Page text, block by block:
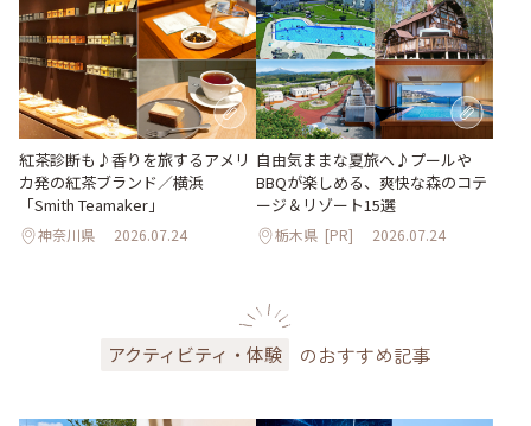
紅茶診断も♪香りを旅するアメリ
カ発の紅茶ブランド／横浜
「Smith Teamaker」
神奈川県 2026.07.24
自由気ままな夏旅へ♪プールや
BBQが楽しめる、爽快な森のコテ
ージ＆リゾート15選
栃木県 [PR] 2026.07.24
アクティビティ・体験 のおすすめ記事